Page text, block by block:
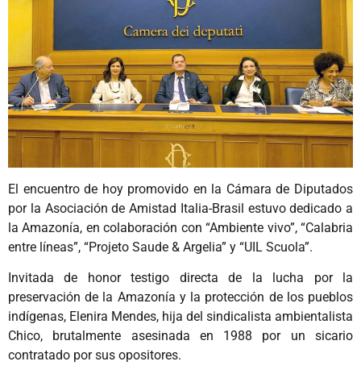
El encuentro de hoy promovido en la Cámara de Diputados
por la Asociación de Amistad Italia-Brasil estuvo dedicado a
la Amazonía, en colaboración con “Ambiente vivo”, “Calabria
entre líneas”, “Projeto Saude & Argelia” y “UIL Scuola”.
Invitada de honor testigo directa de la lucha por la
preservación de la Amazonía y la protección de los pueblos
indígenas, Elenira Mendes, hija del sindicalista ambientalista
Chico, brutalmente asesinada en 1988 por un sicario
contratado por sus opositores.